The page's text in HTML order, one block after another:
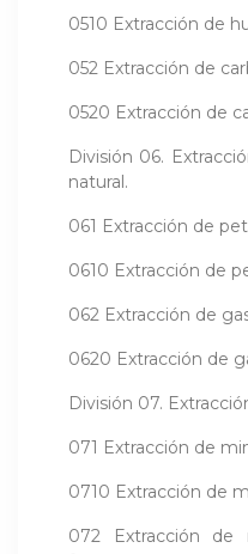
0510 Extracción de
052 Extracción de
0520 Extracción de
División 06.
natural.
061 Extracción de
0610 Extracción de
062 Extracción de
0620 Extracción de
División 07.
071 Extracción de
0710 Extracción de
072 Extracción de